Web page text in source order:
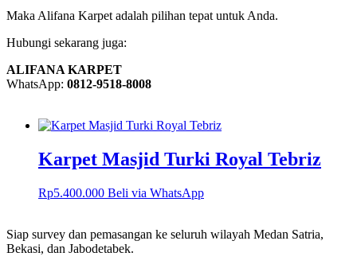
Maka Alifana Karpet adalah pilihan tepat untuk Anda.
Hubungi sekarang juga:
ALIFANA KARPET
WhatsApp: 0812-9518-8008
Karpet Masjid Turki Royal Tebriz
Rp5.400.000 Beli via WhatsApp
Siap survey dan pemasangan ke seluruh wilayah Medan Satria,
Bekasi, dan Jabodetabek.